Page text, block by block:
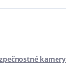
kamery